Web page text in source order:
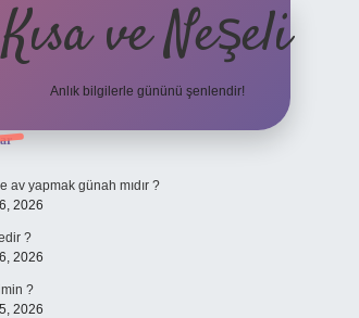
Kısa ve Neşeli
Anlık bilgilerle gününü şenlendir!
av yapmak günah mıdır ?
2026
?
2026
?
2026